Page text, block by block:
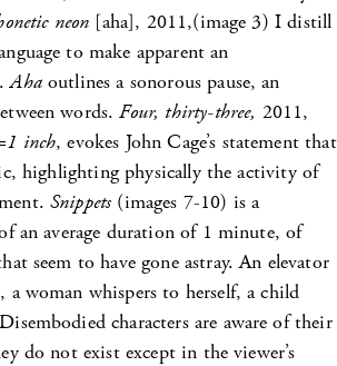
neon [aha], 2011,(image 3) I distill
to make apparent an
Ahaoutlines a sonorous pause, an
words.Four, thirty-three, 2011,
inch, evokes John Cage’s statement that
highlighting physically the activity of
Snippets (images 7-10) is a
an average duration of 1 minute, of
seem to have gone astray. An elevator
a woman whispers to herself, a child
characters are aware of their
do not exist except in the viewer’s